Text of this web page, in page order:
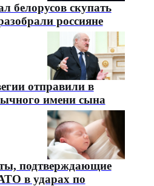
белорусов скупать
россияне
отправили в
имени сына
подтверждающие
в ударах по